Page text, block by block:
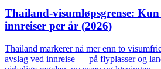
Thailand-visumløpsgrense:
innreiser per år (2026)
Thailand markerer nå mer enn to
avslag ved innreise — på flyplasser og